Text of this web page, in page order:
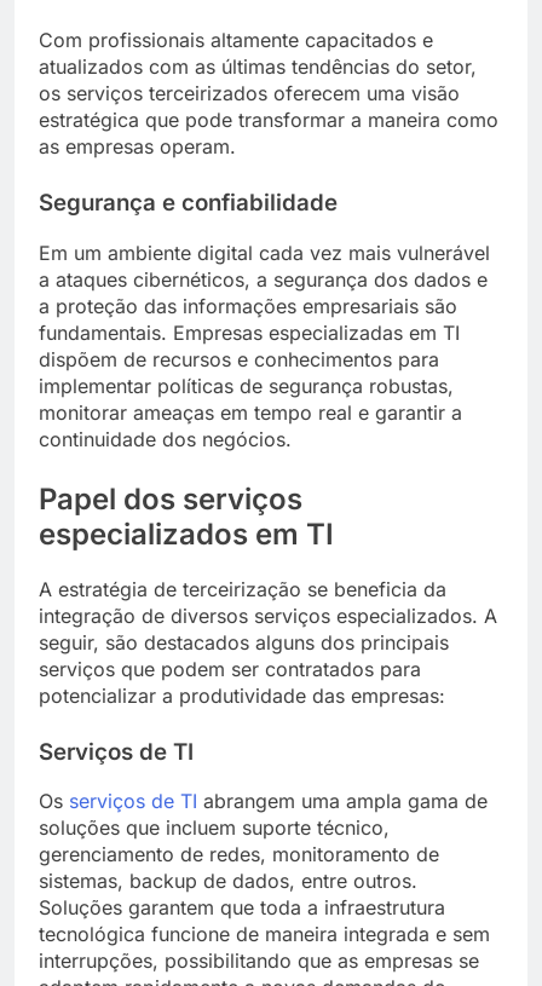
Com profissionais altamente capacitados e
atualizados com as últimas tendências do setor,
os serviços terceirizados oferecem uma visão
estratégica que pode transformar a maneira como
as empresas operam.
Segurança e confiabilidade
Em um ambiente digital cada vez mais vulnerável
a ataques cibernéticos, a segurança dos dados e
a proteção das informações empresariais são
fundamentais. Empresas especializadas em TI
dispõem de recursos e conhecimentos para
implementar políticas de segurança robustas,
monitorar ameaças em tempo real e garantir a
continuidade dos negócios.
Papel dos serviços
especializados em TI
A estratégia de terceirização se beneficia da
integração de diversos serviços especializados. A
seguir, são destacados alguns dos principais
serviços que podem ser contratados para
potencializar a produtividade das empresas:
Serviços de TI
Os serviços de TI abrangem uma ampla gama de
soluções que incluem suporte técnico,
gerenciamento de redes, monitoramento de
sistemas, backup de dados, entre outros.
Soluções garantem que toda a infraestrutura
tecnológica funcione de maneira integrada e sem
interrupções, possibilitando que as empresas se